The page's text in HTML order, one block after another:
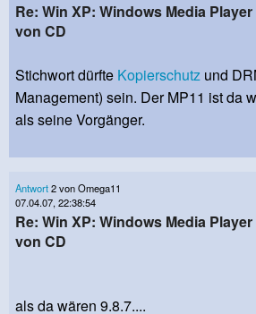
Re: Win XP: Windows Media
von CD
Stichwort dürfte Kopierschutz und
Management) sein. Der MP11 ist da
als seine Vorgänger.
Antwort2 von Omega11
07.04.07, 22:38:54
Re: Win XP: Windows Media
von CD
als da wären 9.8.7....